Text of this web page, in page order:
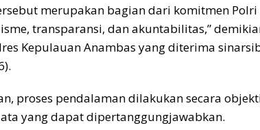
merupakan bagian dari komitmen
transparansi, dan akuntabilitas,”
Kepulauan Anambas yang diterima
proses pendalaman dilakukan secara
yang dapat dipertanggungjawabkan.